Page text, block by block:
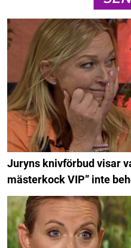
Juryns knivförbud visar
mästerkock VIP” inte